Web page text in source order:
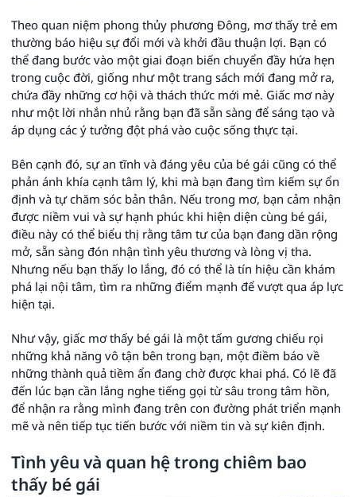
Theo quan niệm phong thủy phương Đông, mơ thấy trẻ em
thường báo hiệu sự đổi mới và khởi đầu thuận lợi. Bạn có
thể đang bước vào một giai đoạn biến chuyển đầy hứa hẹn
trong cuộc đời, giống như một trang sách mới đang mở ra,
chứa đầy những cơ hội và thách thức mới mẻ. Giấc mơ này
như một lời nhắn nhủ rằng bạn đã sẵn sàng để sáng tạo và
áp dụng các ý tưởng đột phá vào cuộc sống thực tại.
Bên cạnh đó, sự an tĩnh và đáng yêu của bé gái cũng có thể
phản ánh khía cạnh tâm lý, khi mà bạn đang tìm kiếm sự ổn
định và tự chăm sóc bản thân. Nếu trong mơ, bạn cảm nhận
được niềm vui và sự hạnh phúc khi hiện diện cùng bé gái,
điều này có thể biểu thị rằng tâm tư của bạn đang dần rộng
mở, sẵn sàng đón nhận tình yêu thương và lòng vị tha.
Nhưng nếu bạn thấy lo lắng, đó có thể là tín hiệu cần khám
phá lại nội tâm, tìm ra những điểm mạnh để vượt qua áp lực
hiện tại.
Như vậy, giấc mơ thấy bé gái là một tấm gương chiếu rọi
những khả năng vô tận bên trong bạn, một điềm báo về
những thành quả tiềm ẩn đang chờ được khai phá. Có lẽ đã
đến lúc bạn cần lắng nghe tiếng gọi từ sâu trong tâm hồn,
để nhận ra rằng mình đang trên con đường phát triển mạnh
mẽ và nên tiếp tục tiến bước với niềm tin và sự kiên định.
Tình yêu và quan hệ trong chiêm bao
thấy bé gái